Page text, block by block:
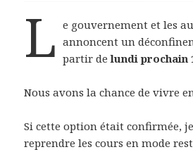
L e gouvernement et les
annoncent un
partir de lundi prochain
Nous avons la chance de vivre
Si cette option était confirmée,
reprendre les cours en mode